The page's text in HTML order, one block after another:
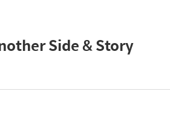
Side & Story